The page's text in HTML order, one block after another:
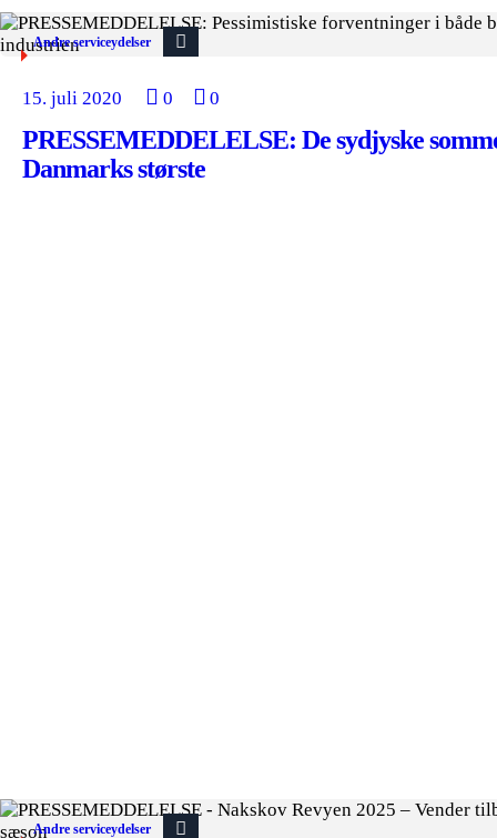
Andre serviceydelser
15. juli 2020 0 0
PRESSEMEDDELELSE: De sydjyske
Danmarks største
Andre serviceydelser